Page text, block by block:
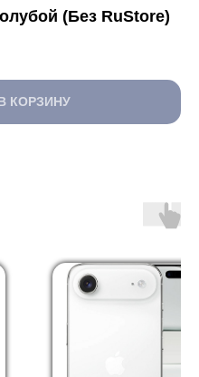
(Без RuStore)
КОРЗИНУ